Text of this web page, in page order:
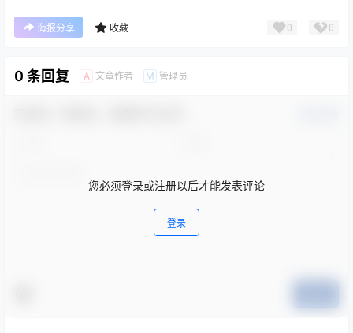
海报分享 收藏 0 0
0 条回复 A 文章作者 M 管理员
您必须登录或注册以后才能发表评论
登录